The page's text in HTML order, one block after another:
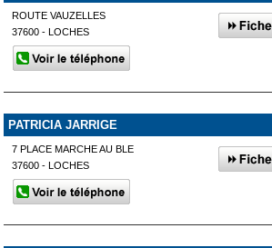
ROUTE VAUZELLES
37600 - LOCHES
PATRICIA JARRIGE
7 PLACE MARCHE AU BLE
37600 - LOCHES